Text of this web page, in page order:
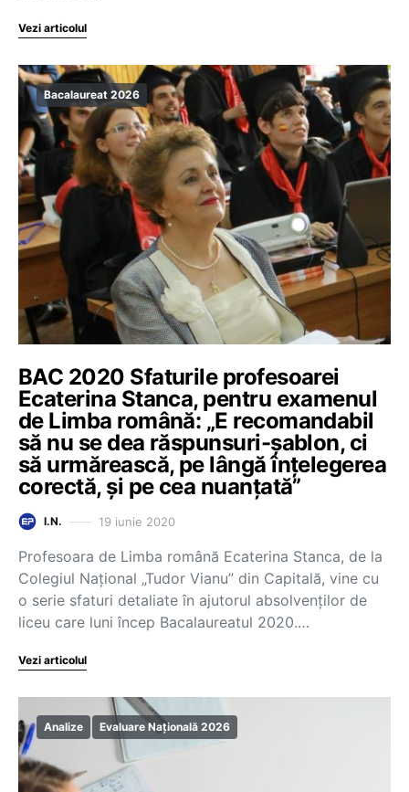
Vezi articolul
Bacalaureat 2026
BAC 2020 Sfaturile profesoarei
Ecaterina Stanca, pentru examenul
de Limba română: „E recomandabil
să nu se dea răspunsuri-șablon, ci
să urmărească, pe lângă înțelegerea
corectă, și pe cea nuanțată”
I.N. 19 iunie 2020
Profesoara de Limba română Ecaterina Stanca, de la
Colegiul Național „Tudor Vianu” din Capitală, vine cu
o serie sfaturi detaliate în ajutorul absolvenților de
liceu care luni încep Bacalaureatul 2020.…
Vezi articolul
Analize Evaluare Națională 2026